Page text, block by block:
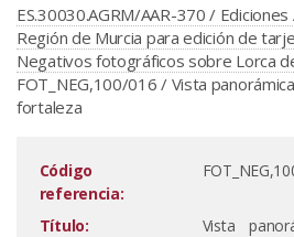
ES.30030.AGRM/AAR-370 /
Región de Murcia para edición de
Negativos fotográficos sobre Lorca
FOT_NEG,100/016 / Vista
fortaleza
Código
referencia:
Título:
Vista